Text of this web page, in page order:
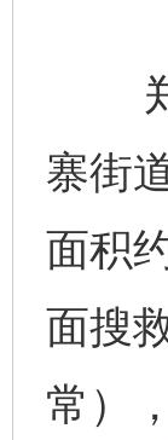
郑
寨街
面积
面搜
常）